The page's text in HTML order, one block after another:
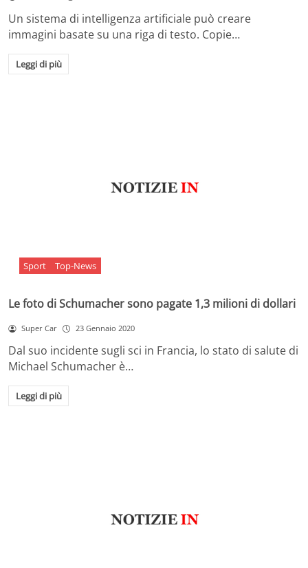
Un sistema di intelligenza artificiale può creare
immagini basate su una riga di testo. Copie…
Leggi di più
Sport Top-News
Le foto di Schumacher sono pagate 1,3 milioni di dollari
Super Car 23 Gennaio 2020
Dal suo incidente sugli sci in Francia, lo stato di salute di
Michael Schumacher è…
Leggi di più